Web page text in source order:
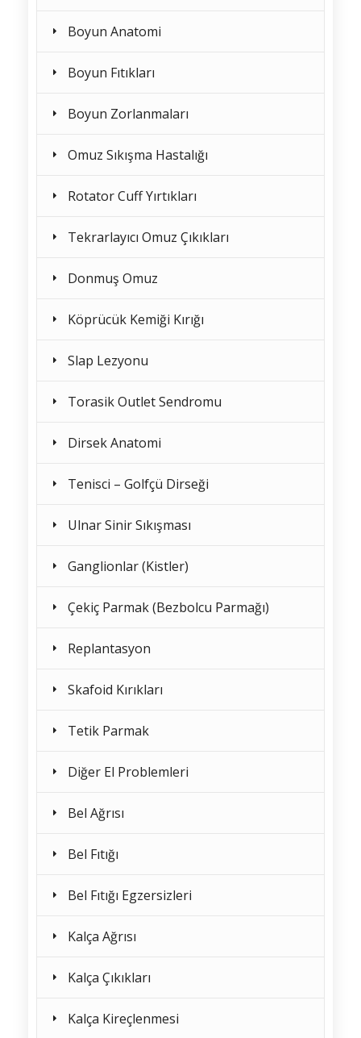
Boyun Anatomi
Boyun Fıtıkları
Boyun Zorlanmaları
Omuz Sıkışma Hastalığı
Rotator Cuff Yırtıkları
Tekrarlayıcı Omuz Çıkıkları
Donmuş Omuz
Köprücük Kemiği Kırığı
Slap Lezyonu
Torasik Outlet Sendromu
Dirsek Anatomi
Tenisci – Golfçü Dirseği
Ulnar Sinir Sıkışması
Ganglionlar (Kistler)
Çekiç Parmak (Bezbolcu Parmağı)
Replantasyon
Skafoid Kırıkları
Tetik Parmak
Diğer El Problemleri
Bel Ağrısı
Bel Fıtığı
Bel Fıtığı Egzersizleri
Kalça Ağrısı
Kalça Çıkıkları
Kalça Kireçlenmesi